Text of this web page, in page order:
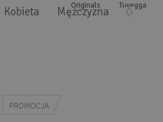
Originals
Tuvegga
Kobieta Mężczyzna